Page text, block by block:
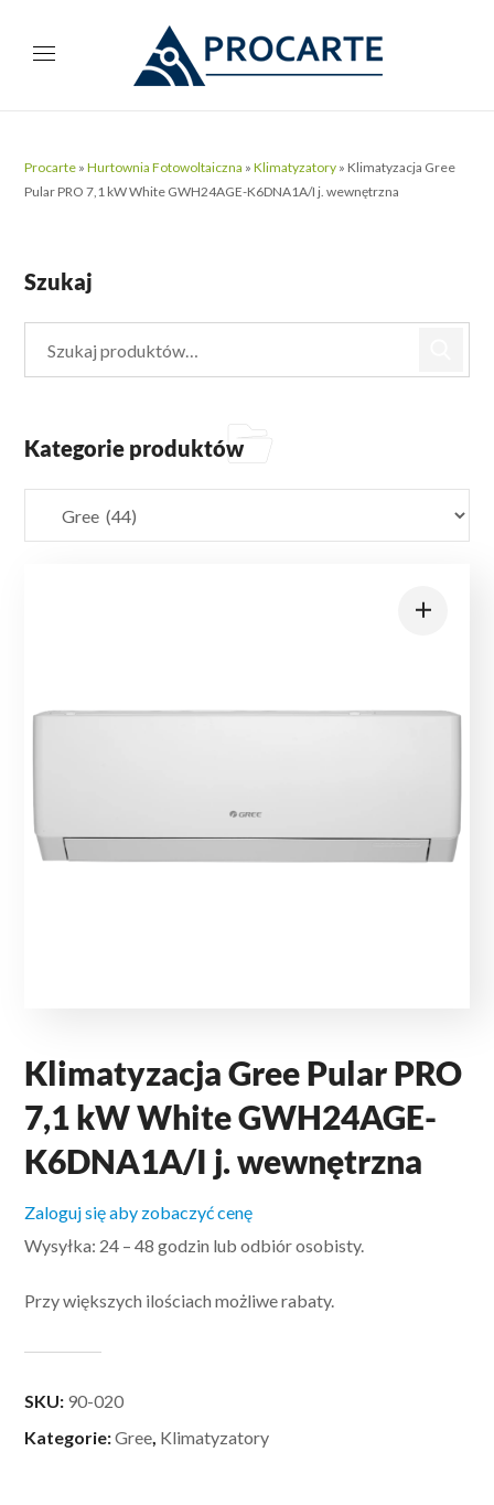
Procarte »Hurtownia Fotowoltaiczna »Klimatyzatory » Klimatyzacja Gree
Pular PRO 7,1 kW White GWH24AGE-K6DNA1A/I j. wewnętrzna
Klimatyzacja Gree Pular PRO
7,1 kW White GWH24AGE-
K6DNA1A/I j. wewnętrzna
Zaloguj się aby zobaczyć cenę
Wysyłka: 24 – 48 godzin lub odbiór osobisty.
Przy większych ilościach możliwe rabaty.
SKU: 90-020
Kategorie:Gree Klimatyzatory
Szukaj
Kategorie produktów